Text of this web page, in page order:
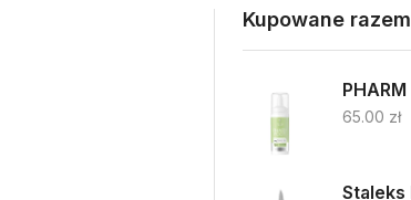
Kupowane razem
65.00 zł